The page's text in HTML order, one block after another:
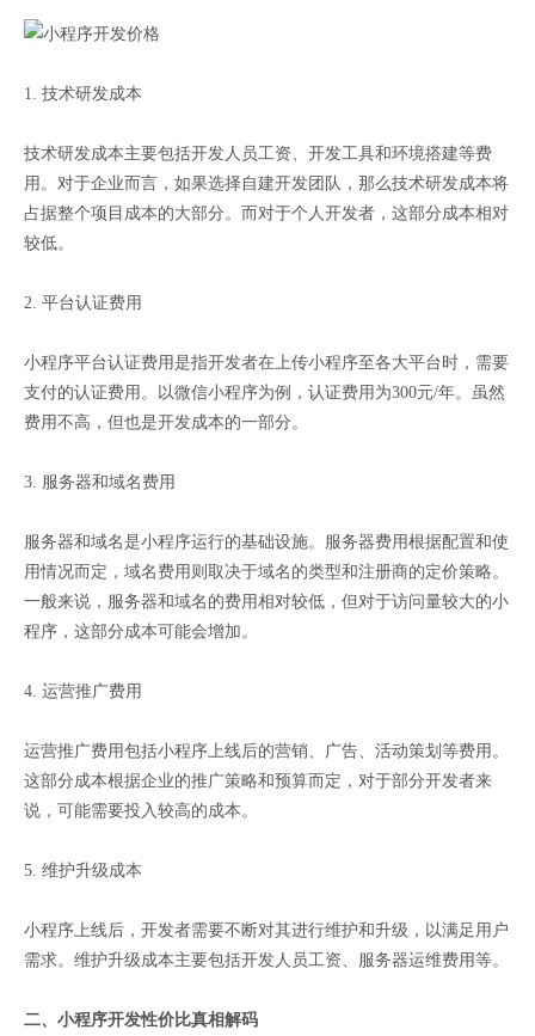
1. 技术研发成本
技术研发成本主要包括开发人员工资、开发工具和环境搭建等费
用。对于企业而言，如果选择自建开发团队，那么技术研发成本将
占据整个项目成本的大部分。而对于个人开发者，这部分成本相对
较低。
2. 平台认证费用
小程序平台认证费用是指开发者在上传小程序至各大平台时，需要
支付的认证费用。以微信小程序为例，认证费用为300元/年。虽然
费用不高，但也是开发成本的一部分。
3. 服务器和域名费用
服务器和域名是小程序运行的基础设施。服务器费用根据配置和使
用情况而定，域名费用则取决于域名的类型和注册商的定价策略。
一般来说，服务器和域名的费用相对较低，但对于访问量较大的小
程序，这部分成本可能会增加。
4. 运营推广费用
运营推广费用包括小程序上线后的营销、广告、活动策划等费用。
这部分成本根据企业的推广策略和预算而定，对于部分开发者来
说，可能需要投入较高的成本。
5. 维护升级成本
小程序上线后，开发者需要不断对其进行维护和升级，以满足用户
需求。维护升级成本主要包括开发人员工资、服务器运维费用等。
二、小程序开发性价比真相解码